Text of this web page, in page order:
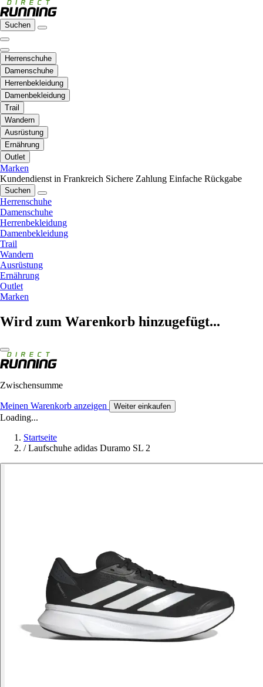
Suchen
Herrenschuhe
Damenschuhe
Herrenbekleidung
Damenbekleidung
Trail
Wandern
Ausrüstung
Ernährung
Outlet
Marken
Kundendienst in Frankreich Sichere Zahlung Einfache Rückgabe
Suchen
Herrenschuhe
Damenschuhe
Herrenbekleidung
Damenbekleidung
Trail
Wandern
Ausrüstung
Ernährung
Outlet
Marken
Wird zum Warenkorb hinzugefügt...
Zwischensumme
Meinen Warenkorb anzeigen Weiter einkaufen
Loading...
Startseite
/ Laufschuhe adidas Duramo SL 2